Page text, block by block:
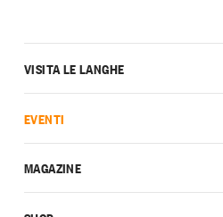
VISITA LE LANGHE
EVENTI
MAGAZINE